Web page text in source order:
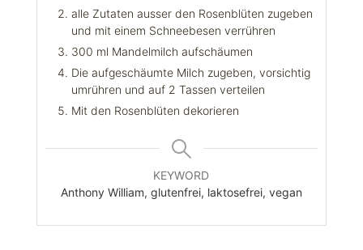
alle Zutaten ausser den Rosenblüten zugeben
und mit einem Schneebesen verrühren
300 ml Mandelmilch aufschäumen
Die aufgeschäumte Milch zugeben, vorsichtig
umrühren und auf 2 Tassen verteilen
Mit den Rosenblüten dekorieren
KEYWORD
Anthony William, glutenfrei, laktosefrei, vegan